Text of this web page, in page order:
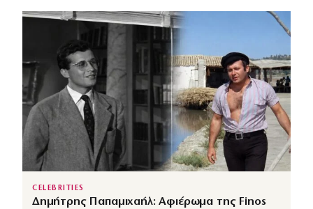
CELEBRITIES
Δημήτρης Παπαμιχαήλ: Αφιέρωμα της Finos